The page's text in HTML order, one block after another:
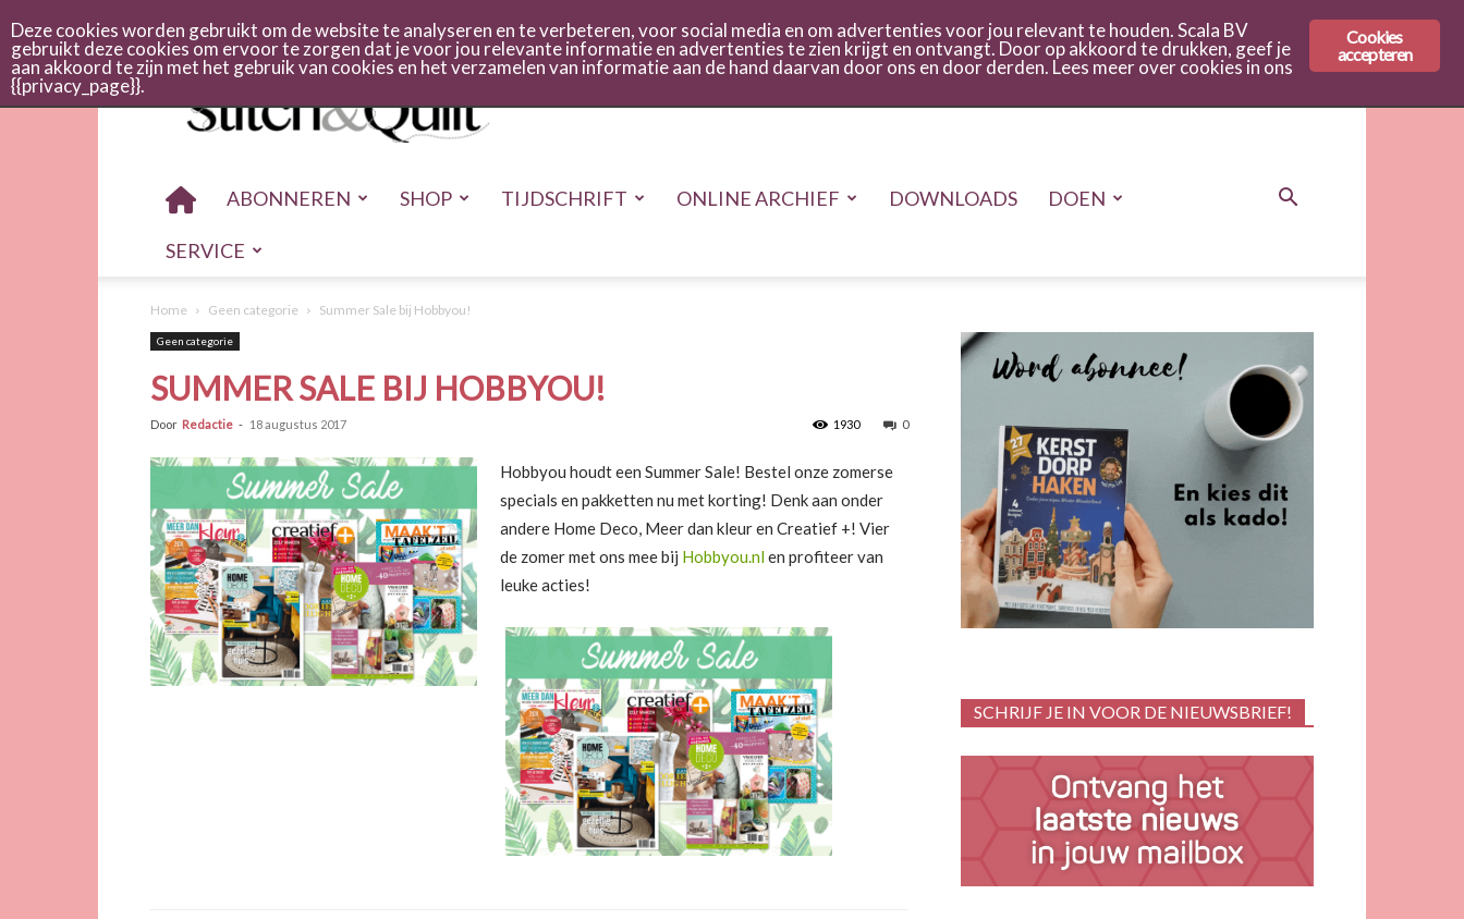
Stitch
quilt
ABONNEREN SHOP TIJDSCHRIFT ONLINE ARCHIEF DOWNLOADS DOEN
SERVICE
Home Geen categorie Summer Sale bij Hobbyou!
Geen categorie
SUMMER SALE BIJ HOBBYOU!
Door Redactie - 18 augustus 2017 0
1930
Hobbyou houdt een Summer Sale! Bestel onze zomerse
specials en pakketten nu met korting! Denk aan onder
andere Home Deco, Meer dan kleur en Creatief +! Vier
de zomer met ons mee bij Hobbyou.nlen profiteer van
leuke acties!
SCHRIJF JE IN VOOR DE NIEUWSBRIEF!
Cookies
accepteren
Deze cookies worden gebruikt om de website te analyseren en te verbeteren, voor social media en om advertenties voor jou relevant te houden. Scala BV
gebruikt deze cookies om ervoor te zorgen dat je voor jou relevante informatie en advertenties te zien krijgt en ontvangt. Door op akkoord te drukken, geef je
aan akkoord te zijn met het gebruik van cookies en het verzamelen van informatie aan de hand daarvan door ons en door derden. Lees meer over cookies in ons
{{privacy_page}}.